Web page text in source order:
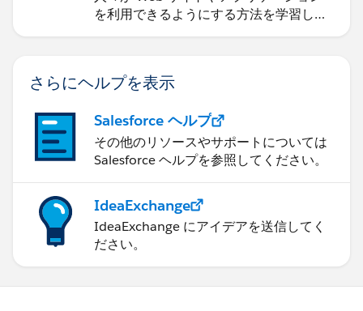
を利用できるようにする方法を学習しま
さらにヘルプを表示
Salesforce ヘルプ
その他のリソースやサポートについては
Salesforce ヘルプを参照してください。
IdeaExchange
IdeaExchange にアイデアを送信してく
ださい。